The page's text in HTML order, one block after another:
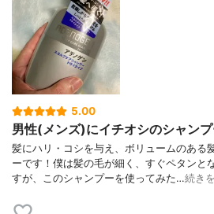
5.00
男性(メンズ)にイチオシのシャン
髪にハリ・コシを与え、ボリュームのある
ーです！僕は髪の毛が細く、すぐペタンと
すが、このシャンプーを使ってみた…続き